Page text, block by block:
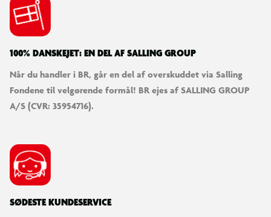
100% DANSKEJET: EN DEL AF SALLING GROUP
Når du handler i BR, går en del af overskuddet via Salling
Fondene til velgørende formål! BR ejes af SALLING GROUP
A/S (CVR: 35954716).
SØDESTE KUNDESERVICE